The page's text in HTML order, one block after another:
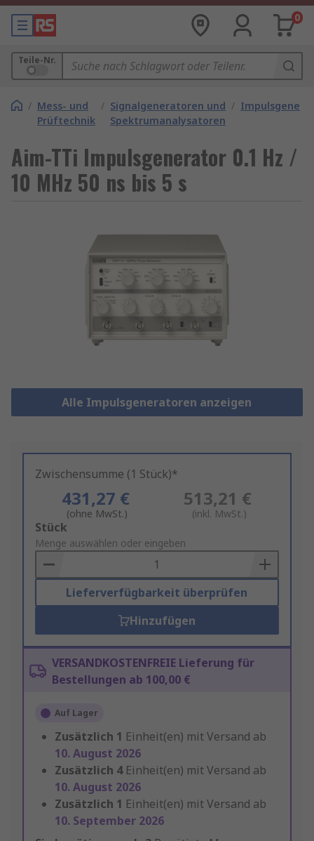
0
Teile-Nr.
/ Mess- und
Prüftechnik
/ Signalgeneratoren und
Spektrumanalysatoren
/
Aim-TTi Impulsgenerator 0.1 Hz /
10 MHz 50 ns bis 5 s
Alle Impulsgeneratoren anzeigen
Zwischensumme (1 Stück)*
431,27 €
(ohne MwSt.)
513,21 €
(inkl. MwSt.)
Add
to
Basket
Stück
Menge auswählen oder eingeben
Lieferverfügbarkeit überprüfen
Hinzufügen
VERSANDKOSTENFREIE Lieferung für
Bestellungen ab 100,00 €
Auf Lager
Zusätzlich 1 Einheit(en) mit Versand ab
10. August 2026
Zusätzlich 4 Einheit(en) mit Versand ab
10. August 2026
Zusätzlich 1 Einheit(en) mit Versand ab
10. September 2026